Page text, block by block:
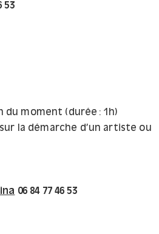
53
du moment (durée : 1h)
la démarche d’un artiste ou
06 84 77 46 53